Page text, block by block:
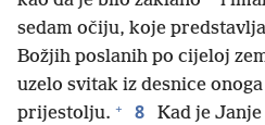
sedam očiju, koje
Božjih poslanih po cijeloj
uzelo svitak iz desnice
prijestolju. + 8
Kad je